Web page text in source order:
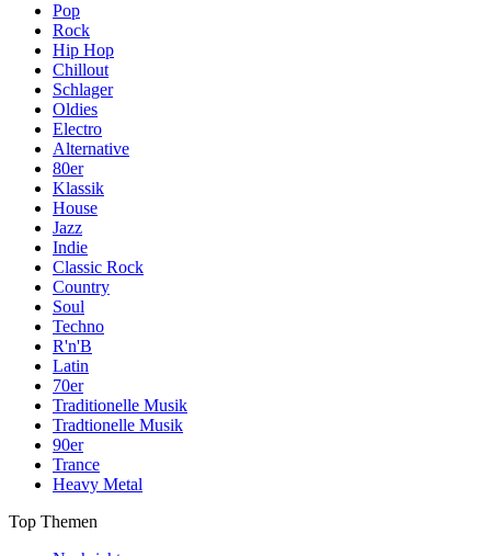
Pop
Rock
Hip Hop
Chillout
Schlager
Oldies
Electro
Alternative
80er
Klassik
House
Jazz
Indie
Classic Rock
Country
Soul
Techno
R'n'B
Latin
70er
Traditionelle Musik
Tradtionelle Musik
90er
Trance
Heavy Metal
Top Themen